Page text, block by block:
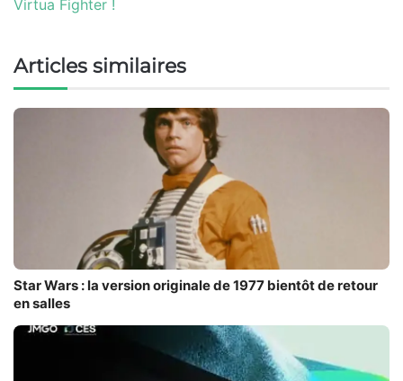
Virtua Fighter !
Articles similaires
Star Wars : la version originale de 1977 bientôt de retour
en salles